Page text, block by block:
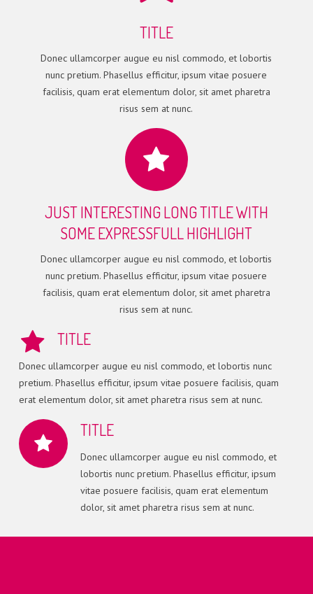
TITLE
Donec ullamcorper augue eu nisl commodo, et lobortis
nunc pretium. Phasellus efficitur, ipsum vitae posuere
facilisis, quam erat elementum dolor, sit amet pharetra
risus sem at nunc.
JUST INTERESTING LONG TITLE WITH
SOME EXPRESSFULL HIGHLIGHT
Donec ullamcorper augue eu nisl commodo, et lobortis
nunc pretium. Phasellus efficitur, ipsum vitae posuere
facilisis, quam erat elementum dolor, sit amet pharetra
risus sem at nunc.
TITLE
Donec ullamcorper augue eu nisl commodo, et lobortis nunc
pretium. Phasellus efficitur, ipsum vitae posuere facilisis, quam
erat elementum dolor, sit amet pharetra risus sem at nunc.
TITLE
Donec ullamcorper augue eu nisl commodo, et
lobortis nunc pretium. Phasellus efficitur, ipsum
vitae posuere facilisis, quam erat elementum
dolor, sit amet pharetra risus sem at nunc.